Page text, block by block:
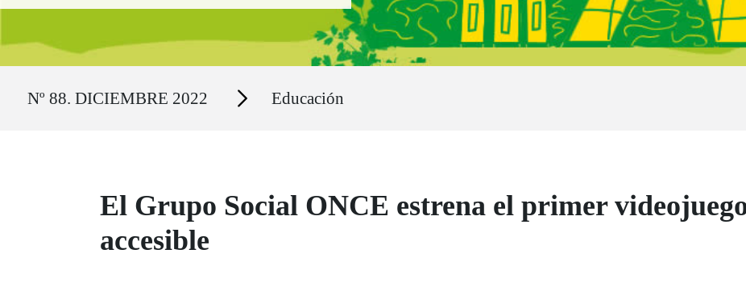
Nº 88. DICIEMBRE 2022 Secciones Educación
El Grupo Social ONCE estrena el primer
accesible